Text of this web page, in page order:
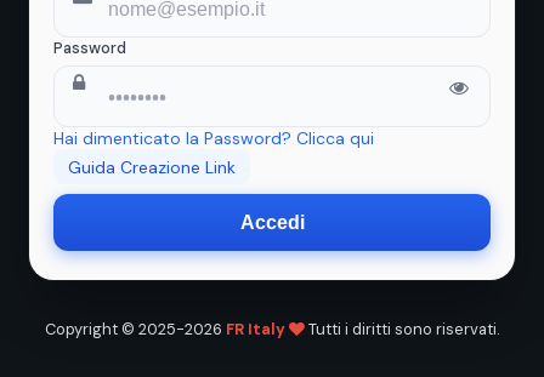
Password
Hai dimenticato la Password? Clicca qui
Guida Creazione Link
Accedi
Copyright © 2025-2026 FR Italy Tutti i diritti sono riservati.